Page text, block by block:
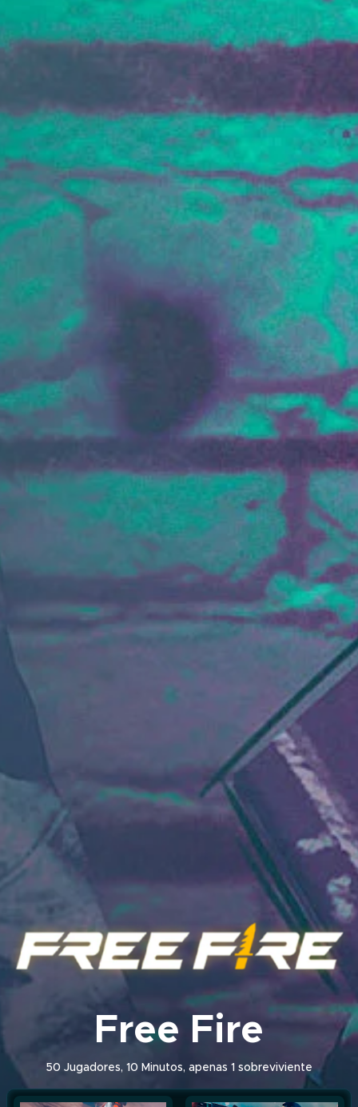
Free Fire
50 Jugadores, 10 Minutos, apenas 1 sobreviviente